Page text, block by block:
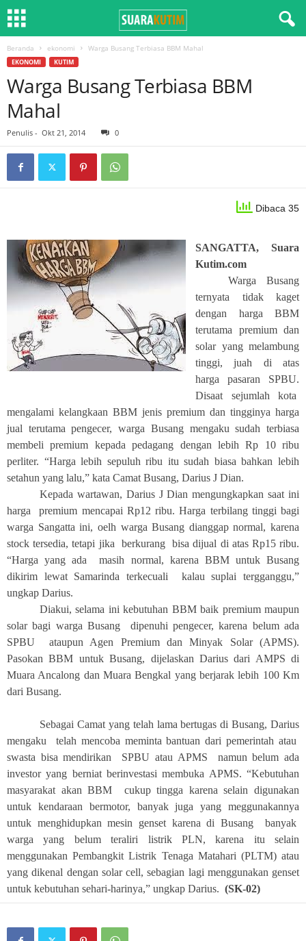
Beranda ekonomi Warga Busang Terbiasa BBM Mahal
EKONOMI KUTIM
Warga Busang Terbiasa BBM
Mahal
Penulis - Okt 21, 2014 0
Dibaca 35
SANGATTA, Suara
Kutim.com
Warga Busang
ternyata tidak kaget
dengan harga BBM
terutama premium dan
solar yang melambung
tinggi, juah di atas
harga pasaran SPBU.
Disaat sejumlah kota
mengalami kelangkaan BBM jenis premium dan tingginya harga
jual terutama pengecer, warga Busang mengaku sudah terbiasa
membeli premium kepada pedagang dengan lebih Rp 10 ribu
perliter. “Harga lebih sepuluh ribu itu sudah biasa bahkan lebih
setahun yang lalu,” kata Camat Busang, Darius J Dian.
Kepada wartawan, Darius J Dian mengungkapkan saat ini
harga premium mencapai Rp12 ribu. Harga terbilang tinggi bagi
warga Sangatta ini, oelh warga Busang dianggap normal, karena
stock tersedia, tetapi jika berkurang bisa dijual di atas Rp15 ribu.
“Harga yang ada masih normal, karena BBM untuk Busang
dikirim lewat Samarinda terkecuali kalau suplai tergganggu,”
ungkap Darius.
Diakui, selama ini kebutuhan BBM baik premium maupun
solar bagi warga Busang dipenuhi pengecer, karena belum ada
SPBU ataupun Agen Premium dan Minyak Solar (APMS).
Pasokan BBM untuk Busang, dijelaskan Darius dari AMPS di
Muara Ancalong dan Muara Bengkal yang berjarak lebih 100 Km
dari Busang.
Sebagai Camat yang telah lama bertugas di Busang, Darius
mengaku telah mencoba meminta bantuan dari pemerintah atau
swasta bisa mendirikan SPBU atau APMS namun belum ada
investor yang berniat berinvestasi membuka APMS. “Kebutuhan
masyarakat akan BBM cukup tingga karena selain digunakan
untuk kendaraan bermotor, banyak juga yang meggunakannya
untuk menghidupkan mesin genset karena di Busang banyak
warga yang belum teraliri listrik PLN, karena itu selain
menggunakan Pembangkit Listrik Tenaga Matahari (PLTM) atau
yang dikenal dengan solar cell, sebagian lagi menggunakan genset
untuk kebutuhan sehari-harinya,” ungkap Darius. (SK-02)